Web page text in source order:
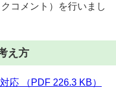
コメント）を行いまし
え方
応 （PDF 226.3 KB）